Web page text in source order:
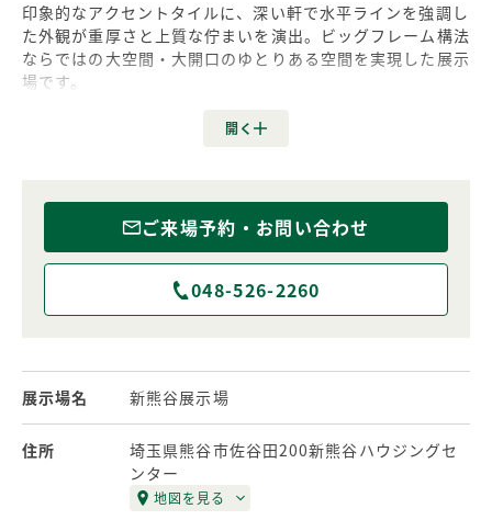
印象的なアクセントタイルに、深い軒で水平ラインを強調し
た外観が重厚さと上質な佇まいを演出。ビッグフレーム構法
ならではの大空間・大開口のゆとりある空間を実現した展示
場です。
るアイデアがつまった「DUE CLASSO（ドゥーエ・クラッ
ご来場予約・お問い合わせ
048-526-2260
展示場名 新熊谷展示場
住所
埼玉県熊谷市佐谷田200新熊谷ハウジングセ
ンター
地図を見る